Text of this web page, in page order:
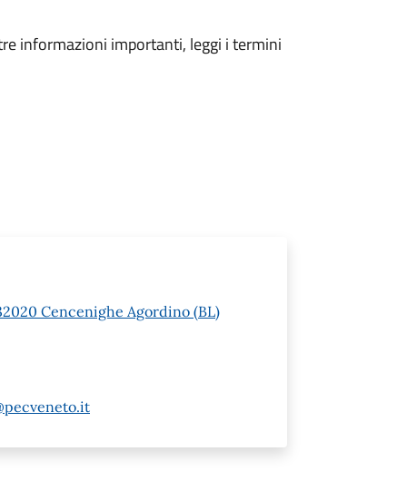
informazioni importanti, leggi i termini
Cencenighe Agordino (BL)